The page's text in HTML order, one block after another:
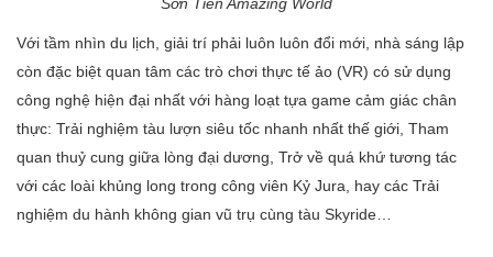
Với tầm nhìn du lịch, giải trí phải luôn luôn đổi mới, nhà sáng lập
còn đặc biệt quan tâm các trò chơi thực tế ảo (VR) có sử dụng
công nghệ hiện đại nhất với hàng loạt tựa game cảm giác chân
thực: Trải nghiệm tàu lượn siêu tốc nhanh nhất thế giới, Tham
quan thuỷ cung giữa lòng đại dương, Trở về quá khứ tương tác
với các loài khủng long trong công viên Kỷ Jura, hay các Trải
nghiệm du hành không gian vũ trụ cùng tàu Skyride…